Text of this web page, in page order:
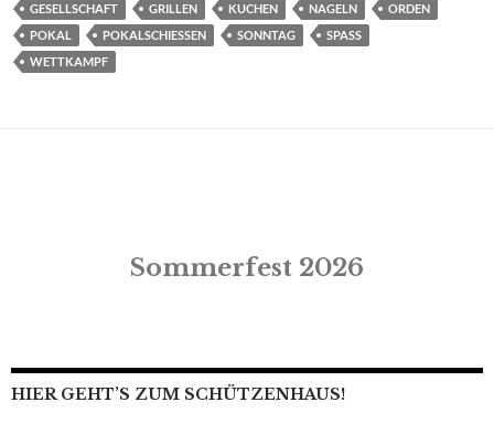
GESELLSCHAFT GRILLEN KUCHEN NAGELN
ORDEN
POKAL
POKALSCHIESSEN SONNTAG
SPASS
WETTKAMPF
Sommerfest 2026
HIER GEHT’S ZUM SCHÜTZENHAUS!